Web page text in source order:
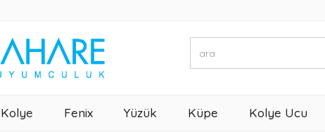
Kolye Fenix Yüzük Küpe Kolye Ucu